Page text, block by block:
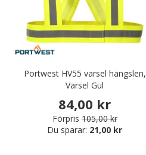
Portwest HV55 varsel hängslen,
Varsel Gul
84,00 kr
Förpris 105,00 kr
Du sparar: 21,00 kr